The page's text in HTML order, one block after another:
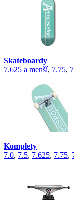
Skateboardy
7.625 a menší, 7.75,
Komplety
7.0, 7.5, 7.625, 7.75,